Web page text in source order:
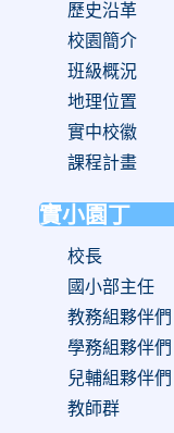
歷史沿革
校園簡介
班級概況
地理位置
實中校徽
課程計畫
實小園丁
校長
國小部主任
教務組夥伴們
學務組夥伴們
兒輔組夥伴們
教師群